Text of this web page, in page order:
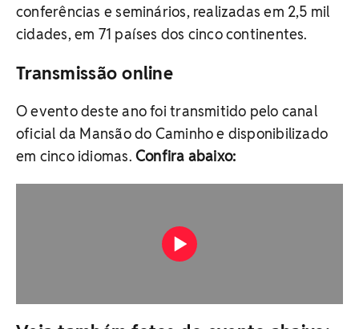
conferências e seminários, realizadas em 2,5 mil
cidades, em 71 países dos cinco continentes.
Transmissão online
O evento deste ano foi transmitido pelo canal
oficial da Mansão do Caminho e disponibilizado
em cinco idiomas. Confira abaixo: